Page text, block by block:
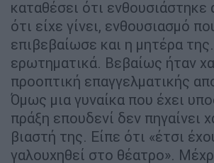
καταθέσει ότι
ότι είχε γίνει, ενθουσιασμό
επιβεβαίωσε και η μητέρα
ερωτηματικά. Βεβαίως ήταν
προοπτική επαγγελματικής
Όμως μια γυναίκα που έχει
πράξη επουδενί δεν πηγαίνει
βιαστή της. Είπε ότι «έτσι
γαλουχηθεί στο θέατρο».